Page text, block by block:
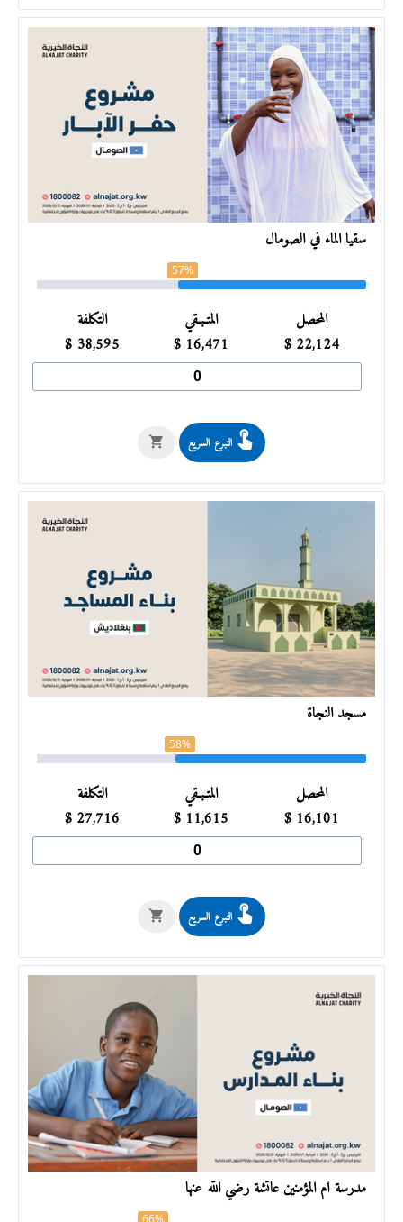
سقيا الماء في الصومال
57%
المحصل
22,124
$
المتـبـقي
16,471
$
التكلفة
38,595
$
التبرع السريع
مسجد النجاة
58%
المحصل
16,101
$
المتـبـقي
11,615
$
التكلفة
27,716
$
التبرع السريع
مدرسة أم المؤمنين عائشة رضي الله عنها
66%